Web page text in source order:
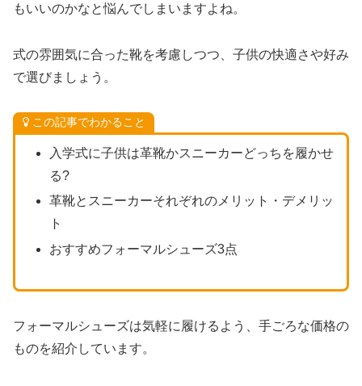
もいいのかなと悩んでしまいますよね。
式の雰囲気に合った靴を考慮しつつ、子供の快適さや好み
で選びましょう。
この記事でわかること
入学式に子供は革靴かスニーカーどっちを履かせ
る?
革靴とスニーカーそれぞれのメリット・デメリッ
ト
おすすめフォーマルシューズ3点
フォーマルシューズは気軽に履けるよう、手ごろな価格の
ものを紹介しています。